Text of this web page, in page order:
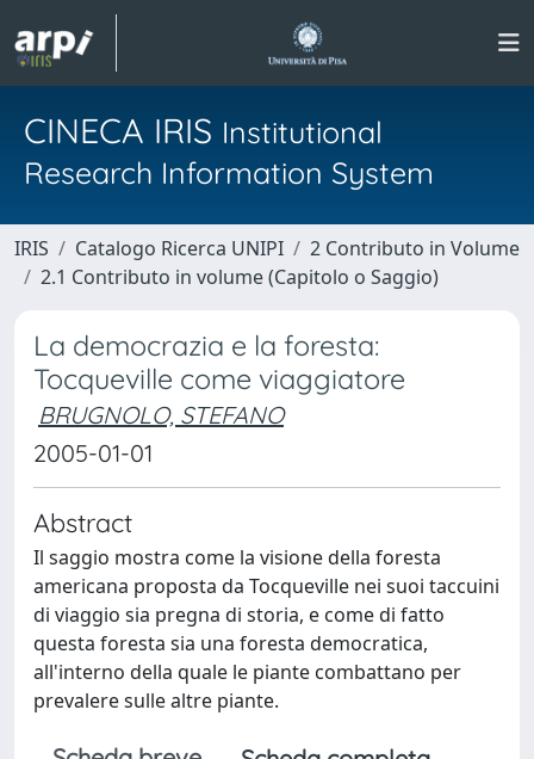
CINECA IRIS Institutional
Research Information System
IRIS Catalogo Ricerca UNIPI
2 Contributo in Volume
2.1 Contributo in volume (Capitolo o Saggio)
La democrazia e la foresta:
Tocqueville come viaggiatore
BRUGNOLO, STEFANO
2005-01-01
Abstract
Il saggio mostra come la visione della foresta
americana proposta da Tocqueville nei suoi taccuini
di viaggio sia pregna di storia, e come di fatto
questa foresta sia una foresta democratica,
all'interno della quale le piante combattano per
prevalere sulle altre piante.